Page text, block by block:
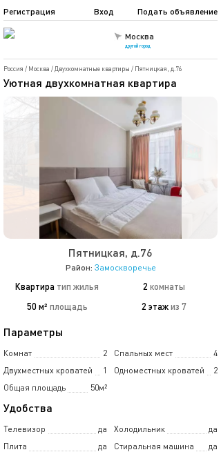
Москва
другой город
Подать объявление
Регистрация Вход
Россия / Москва / Двухкомнатные квартиры / Пятницкая, д.76
Уютная двухкомнатная квартира
Пятницкая, д.76
Район: Замоскворечье
Квартира тип жилья 2 комнаты
50 м² площадь 2 этажиз 7
Параметры
Комнат 2 Спальных мест
4
Двухместных кроватей
1 Одноместных кроватей
2
Общая площадь
50м²
Удобства
Телевизор да Холодильник
да
Плита
да Стиральная машина
да